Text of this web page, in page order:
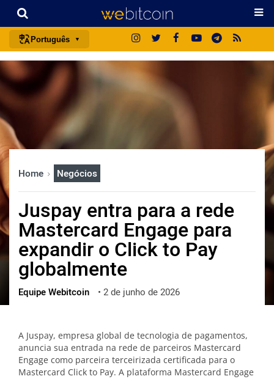
Português
português (BR)
english
español
français
italiano
日本語
русский
한국어
العربية
ไทย
ქართული
Home Negócios
Juspay entra para a rede
Mastercard Engage para
expandir o Click to Pay
globalmente
Equipe Webitcoin • 2 de junho de 2026
A Juspay, empresa global de tecnologia de pagamentos,
anuncia sua entrada na rede de parceiros Mastercard
Engage como parceira terceirizada certificada para o
Mastercard Click to Pay. A plataforma Mastercard Engage